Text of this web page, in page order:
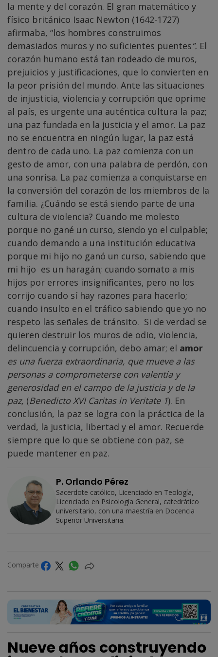
la mente y del corazón. El gran matemático y
físico británico Isaac Newton (1642-1727)
afirmaba, “los hombres construimos
demasiados muros y no suficientes puentes”. El
corazón humano está tan rodeado de muros,
prejuicios y justificaciones, que lo convierten en
la peor prisión del mundo. Ante las situaciones
de injusticia, violencia y corrupción que oprime
al país, es urgente una auténtica cultura la paz;
una paz fundada en la justicia y el amor. La paz
no se encuentra en ningún lugar, la paz está
dentro de cada uno. La paz comienza con un
gesto de amor, con una palabra de perdón, con
una sonrisa. La paz comienza a conquistarse en
la conversión del corazón de los miembros de la
familia. ¿Cuándo se está siendo parte de una
cultura de violencia? Cuando me molesto
porque no gané un curso, siendo yo el culpable;
cuando demando a una institución educativa
porque mi hijo no ganó un curso, sabiendo que
mi hijo es un haragán; cuando somato a mis
hijos por errores insignificantes, pero no los
corrijo cuando sí hay razones para hacerlo;
cuando insulto en el tráfico sabiendo que yo no
respeto las señales de tránsito. Si de verdad se
quieren destruir los muros de odio, violencia,
delincuencia y corrupción, debo amar; el amor
es una fuerza extraordinaria, que mueve a las
personas a comprometerse con valentía y
generosidad en el campo de la justicia y de la
paz, (Benedicto XVI Caritas in Veritate 1). En
conclusión, la paz se logra con la práctica de la
verdad, la justicia, libertad y el amor. Recuerde
siempre que lo que se obtiene con paz, se
puede mantener en paz.
P. Orlando Pérez
Sacerdote católico, Licenciado en Teología,
Licenciado en Psicología General, catedrático
universitario, con una maestría en Docencia
Superior Universitaria.
Comparte
Nueve años construyendo